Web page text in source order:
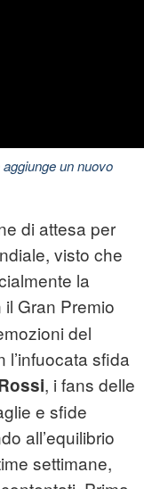
un nuovo
di attesa per
visto che
la
il Gran Premio
del
sfida
, i fans delle
e sfide
all’equilibrio
settimane,